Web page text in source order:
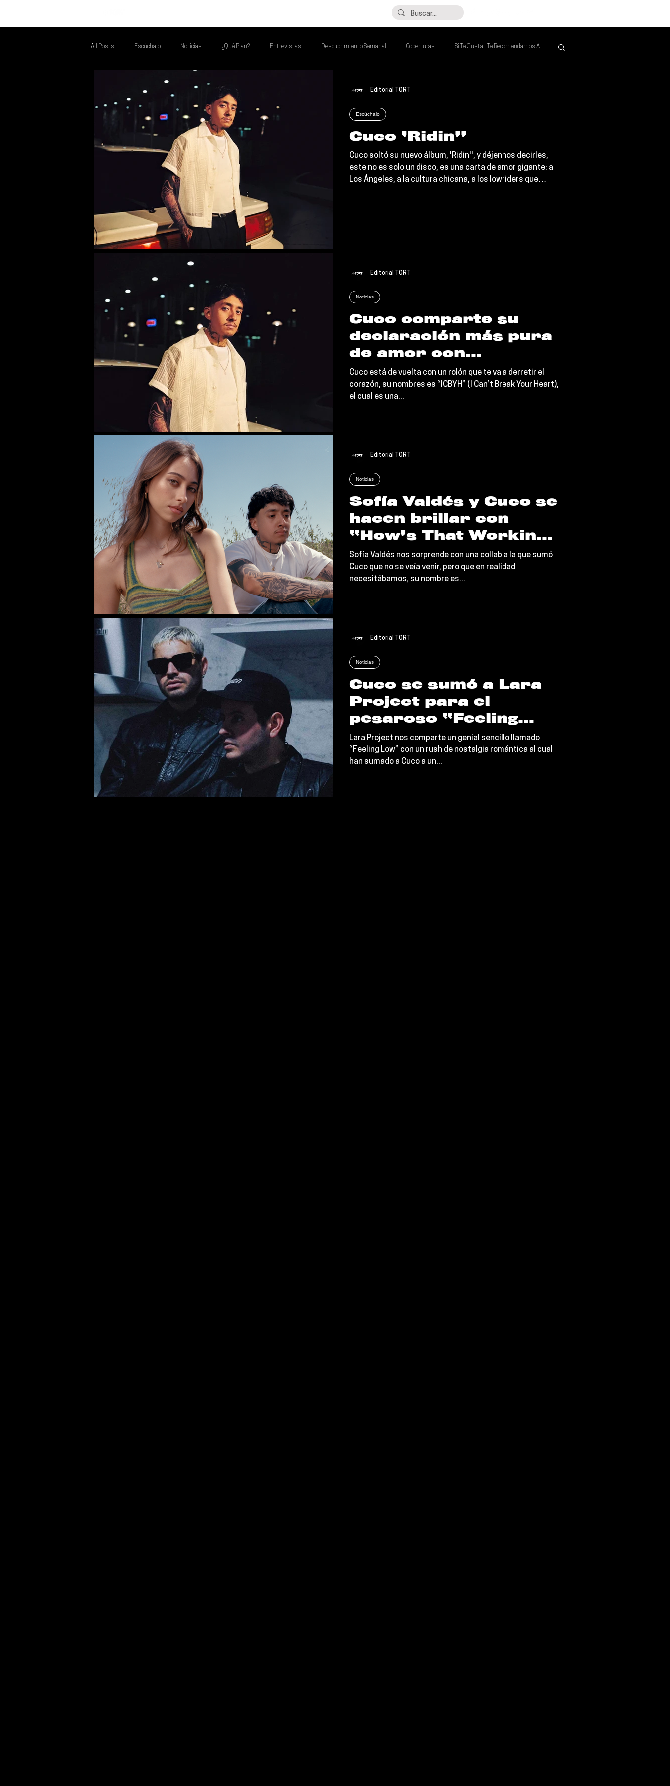
All Posts Escúchalo Noticias ¿Qué Plan? Entrevistas Descubrimiento Semanal Coberturas Si Te Gusta... Te Recomendamos A...
Talento Mexa Que Debes Escuchar Flash Round Poder Latino Que Descubrir
Talento Mexa Semanal Álbumes de la Semana
Cuco ‘Ridin’’
Cuco soltó su nuevo álbum, 'Ridin'', y déjennos decirles,
este no es solo un disco, es una carta de amor gigante: a
Los Ángeles, a la cultura chicana, a los lowriders que
Escúchalo
Editorial TORT
Cuco comparte su
declaración más pura
de amor con
“ICNBYH”
Cuco está de vuelta con un rolón que te va a derretir el
corazón, su nombres es “ICBYH” (I Can’t Break Your Heart),
el cual es una...
Noticias
Editorial TORT
Sofía Valdés y Cuco se
hacen brillar con
“How’s That Working
Out”
Sofía Valdés nos sorprende con una collab a la que sumó
Cuco que no se veía venir, pero que en realidad
necesitábamos, su nombre es...
Noticias
Editorial TORT
Cuco se sumó a Lara
Project para el
pesaroso “Feeling
Low”
Lara Project nos comparte un genial sencillo llamado
“Feeling Low” con un rush de nostalgia romántica al cual
han sumado a Cuco a un...
Noticias
Editorial TORT